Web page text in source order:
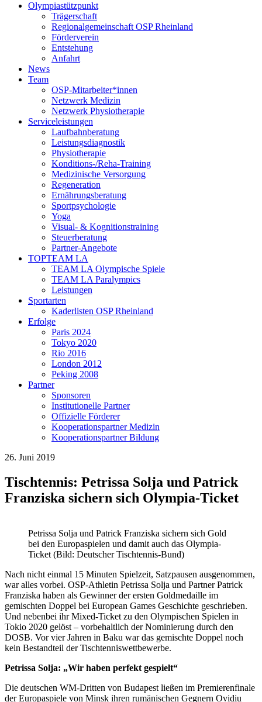
Olympiastützpunkt
Trägerschaft
Regionalgemeinschaft OSP Rheinland
Förderverein
Entstehung
Anfahrt
News
Team
OSP-Mitarbeiter*innen
Netzwerk Medizin
Netzwerk Physiotherapie
Serviceleistungen
Laufbahnberatung
Leistungsdiagnostik
Physiotherapie
Konditions-/Reha-Training
Medizinische Versorgung
Regeneration
Ernährungsberatung
Sportpsychologie
Yoga
Visual- & Kognitionstraining
Steuerberatung
Partner-Angebote
TOPTEAM LA
TEAM LA Olympische Spiele
TEAM LA Paralympics
Leistungen
Sportarten
Kaderlisten OSP Rheinland
Erfolge
Paris 2024
Tokyo 2020
Rio 2016
London 2012
Peking 2008
Partner
Sponsoren
Institutionelle Partner
Offizielle Förderer
Kooperationspartner Medizin
Kooperationspartner Bildung
26. Juni 2019
Tischtennis: Petrissa Solja und Patrick
Franziska sichern sich Olympia-Ticket
Petrissa Solja und Patrick Franziska sichern sich Gold
bei den Europaspielen und damit auch das Olympia-
Ticket (Bild: Deutscher Tischtennis-Bund)
Nach nicht einmal 15 Minuten Spielzeit, Satzpausen ausgenommen,
war alles vorbei. OSP-Athletin Petrissa Solja und Partner Patrick
Franziska haben als Gewinner der ersten Goldmedaille im
gemischten Doppel bei European Games Geschichte geschrieben.
Und nebenbei ihr Mixed-Ticket zu den Olympischen Spielen in
Tokio 2020 gelöst – vorbehaltlich der Nominierung durch den
DOSB. Vor vier Jahren in Baku war das gemischte Doppel noch
kein Bestandteil der Tischtenniswettbewerbe.
Petrissa Solja: „Wir haben perfekt gespielt“
Die deutschen WM-Dritten von Budapest ließen im Premierenfinale
der Europaspiele von Minsk ihren rumänischen Gegnern Ovidiu